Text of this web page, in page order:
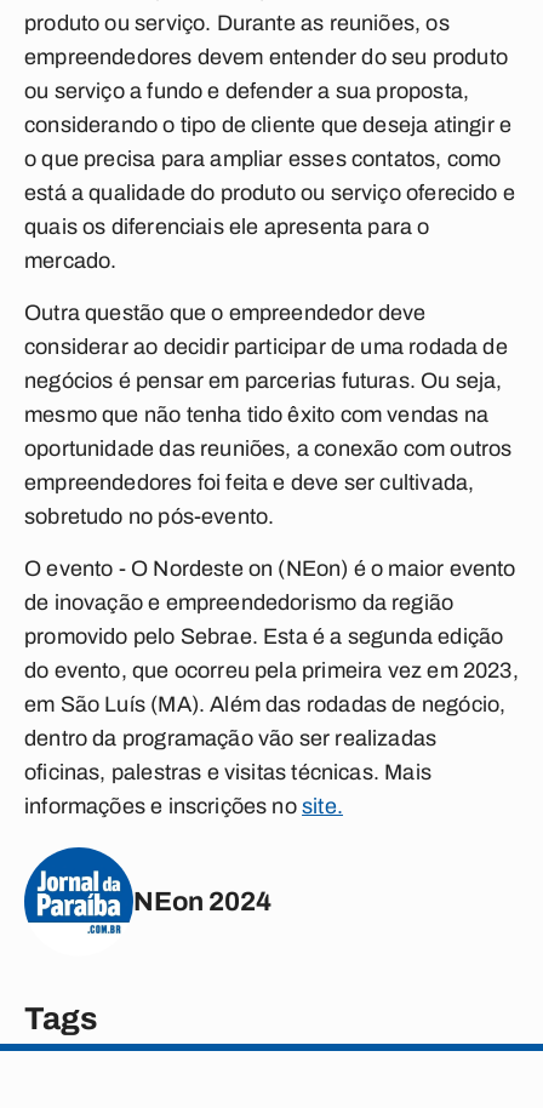
produto ou serviço. Durante as reuniões, os
empreendedores devem entender do seu produto
ou serviço a fundo e defender a sua proposta,
considerando o tipo de cliente que deseja atingir e
o que precisa para ampliar esses contatos, como
está a qualidade do produto ou serviço oferecido e
quais os diferenciais ele apresenta para o
mercado.
Outra questão que o empreendedor deve
considerar ao decidir participar de uma rodada de
negócios é pensar em parcerias futuras. Ou seja,
mesmo que não tenha tido êxito com vendas na
oportunidade das reuniões, a conexão com outros
empreendedores foi feita e deve ser cultivada,
sobretudo no pós-evento.
O evento - O Nordeste on (NEon) é o maior evento
de inovação e empreendedorismo da região
promovido pelo Sebrae. Esta é a segunda edição
do evento, que ocorreu pela primeira vez em 2023,
em São Luís (MA). Além das rodadas de negócio,
dentro da programação vão ser realizadas
oficinas, palestras e visitas técnicas. Mais
informações e inscrições nosite.
NEon 2024
Tags